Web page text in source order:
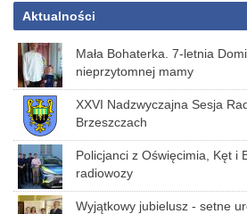
Aktualności
Mała Bohaterka. 7-letnia
nieprzytomnej mamy
XXVI Nadzwyczajna Sesja
Brzeszczach
Policjanci z Oświęcimia, Kęt i
radiowozy
Wyjątkowy jubielusz - setne